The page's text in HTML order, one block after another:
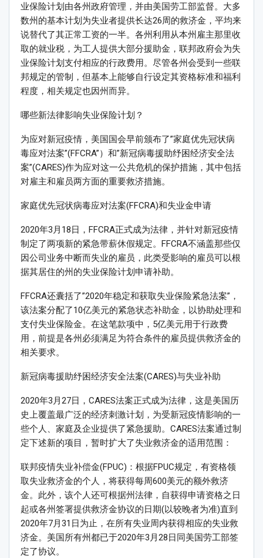
业保险计划由各州政府管理，并由美国劳工部监督。大多
数州的基本计划为失业者提供长达26周的救济金，平均来
说替代了其正常工资的一半。各州利用从本州雇主那里收
取的就业税，为工人提供大部分援助金，联邦政府会为失
业保险计划支付相应的行政费用。尽管各州会受到一些联
邦规定的管制，但基本上能够自行设定其资格标准和福利
程度，相关规定也因州而异。
哪些新法律影响失业保险计划？
为应对新冠疫情，美国国会早前颁布了”家庭优先冠状病
毒应对法案”(FFCRA”）和”新冠病毒援助纾困经济安全法
案”(CARES)作为应对这一公共危机的保护措施，其中包括
对雇主和雇员两方面的重要救济措施。
家庭优先冠状病毒应对法案(FFCRA)和失业金申请
2020年3月18日，FFCRA正式成为法律，并针对新冠疫情
制定了两项新的紧急带薪休假规定。FFCRA不涵盖那些仅
因公司业务中断而失业的雇员，此类受影响的雇员可以根
据其居住的州的失业保险计划申请补助。
FFCRA还囊括了”2020年稳定和获取失业保险紧急法案”，
该法案分配了10亿美元的紧急状态补助金，以协助处理和
支付失业保险金。在这笔款项中，5亿美元用于行政费
用，前提是各州必须满足为符合条件的雇员提供救济金的
相关要求。
新冠病毒援助纾困经济安全法案(CARES)与失业补助
2020年3月27日，CARES法案正式成为法律，这是美国历
史上覆盖最广泛的经济刺激计划，为受新冠疫情影响的一
些个人、家庭及企业提供了紧急援助。CARES法案通过制
定下述新的项目，暂时扩大了失业救济金的适用范围：
联邦疫情失业补偿金(FPUC)：根据FPUC规定，有资格领
取失业救济金的个人，将获得每周600美元的额外救济
金。此外，该个人还可根据州法律，自获得申请资格之日
起或各州签署提供救济金协议的日期(以较晚者为准)直到
2020年7月31日为止，在所有失业周内获得相应的失业救
济金。美国所有州都已于2020年3月28日同美国劳工部签
定了协议。